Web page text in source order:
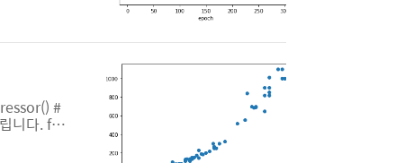
#
니다. for
측을